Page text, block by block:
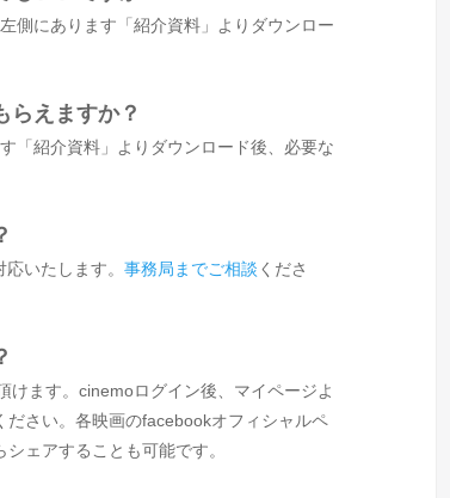
側にあります「紹介資料」よりダウンロー
らえますか？
「紹介資料」よりダウンロード後、必要な
いたします。 事務局までご相談 くださ
けます。cinemoログイン後、マイページよ
ださい。各映画のfacebookオフィシャルペ
シェアすることも可能です。